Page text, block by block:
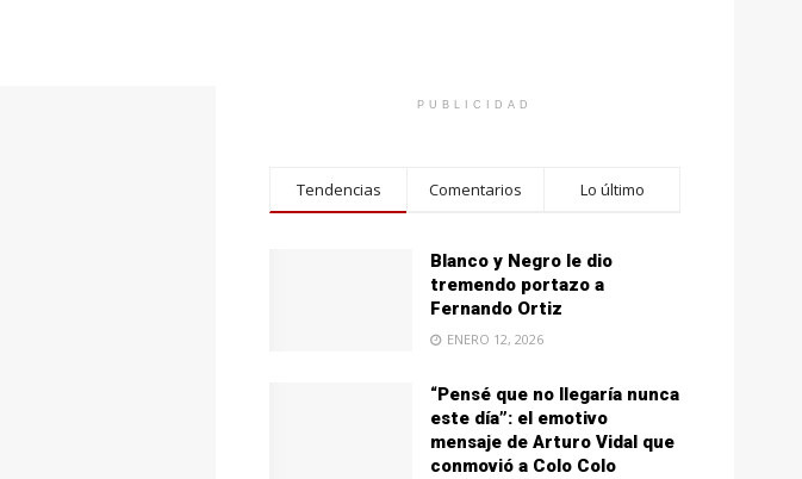
PUBLICIDAD
Tendencias Comentarios Lo último
Blanco y Negro le dio
tremendo portazo a
Fernando Ortiz
ENERO 12, 2026
“Pensé que no llegaría nunca
este día”: el emotivo
mensaje de Arturo Vidal que
conmovió a Colo Colo